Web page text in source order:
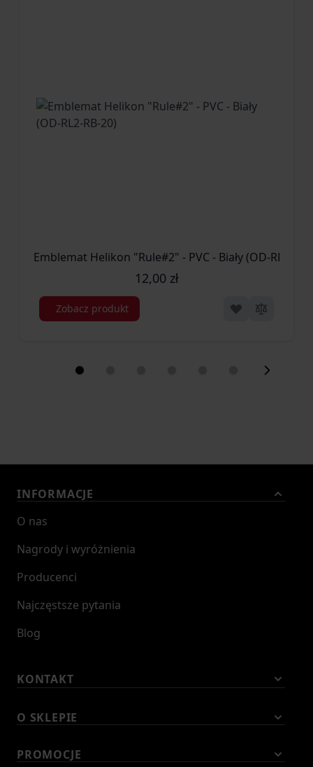
Emblemat Helikon "Rule#2" - PVC - Biały (OD-RL2-
12,00 zł
Zobacz produkt
INFORMACJE
O nas
Nagrody i wyróżnienia
Producenci
Najczęstsze pytania
Blog
KONTAKT
O SKLEPIE
PROMOCJE